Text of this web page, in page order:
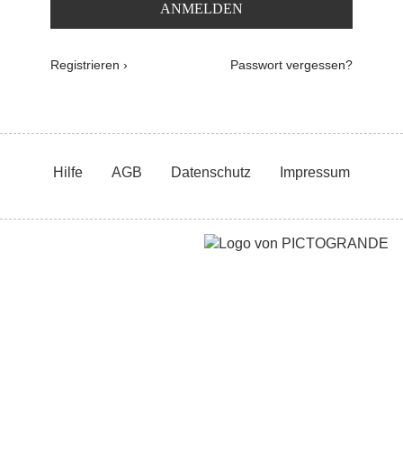
ANMELDEN
Passwort vergessen?
Registrieren ›
Hilfe AGB Datenschutz Impressum